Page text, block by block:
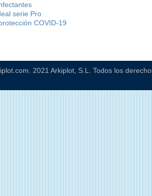
serie Pro
COVID-19
2021 Arkiplot, S.L. Todos los